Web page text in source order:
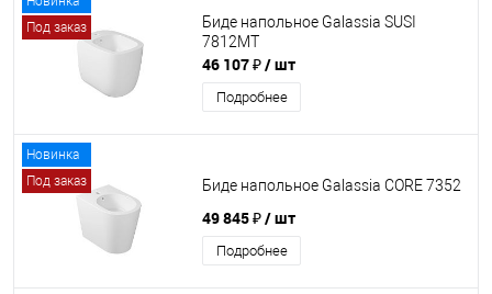
Под заказ
Биде напольное Galassia SUSI
7812MT
46 107 ₽/ шт
Подробнее
Новинка
Под заказ
Биде напольное Galassia CORE 7352
49 845 ₽/ шт
Подробнее